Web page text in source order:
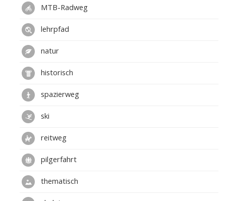
MTB-Radweg
lehrpfad
natur
historisch
spazierweg
ski
reitweg
pilgerfahrt
thematisch